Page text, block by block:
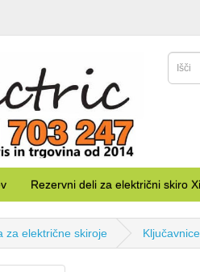
Rezervni deli za električni skiro
za električne skiroje Ključavnice